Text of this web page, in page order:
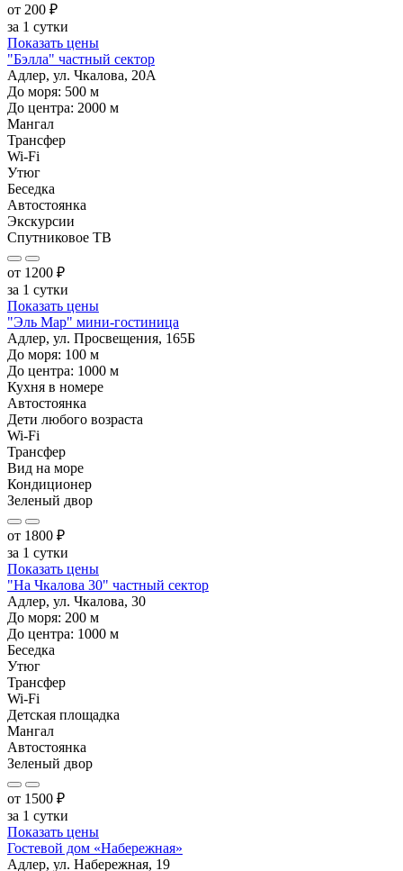
от 200 ₽
за 1 сутки
Показать цены
"Бэлла" частный сектор
Адлер, ул. Чкалова, 20А
До моря: 500 м
До центра: 2000 м
Мангал
Трансфер
Wi-Fi
Утюг
Беседка
Автостоянка
Экскурсии
Спутниковое ТВ
от 1200 ₽
за 1 сутки
Показать цены
"Эль Мар" мини-гостиница
Адлер, ул. Просвещения, 165Б
До моря: 100 м
До центра: 1000 м
Кухня в номере
Автостоянка
Дети любого возраста
Wi-Fi
Трансфер
Вид на море
Кондиционер
Зеленый двор
от 1800 ₽
за 1 сутки
Показать цены
"На Чкалова 30" частный сектор
Адлер, ул. Чкалова, 30
До моря: 200 м
До центра: 1000 м
Беседка
Утюг
Трансфер
Wi-Fi
Детская площадка
Мангал
Автостоянка
Зеленый двор
от 1500 ₽
за 1 сутки
Показать цены
Гостевой дом «Набережная»
Адлер, ул. Набережная, 19